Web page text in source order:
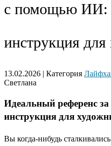
с помощью ИИ:
инструкция
13.02.2026 | Категория
Светлана
Идеальный референс
инструкция для
Вы когда-нибудь